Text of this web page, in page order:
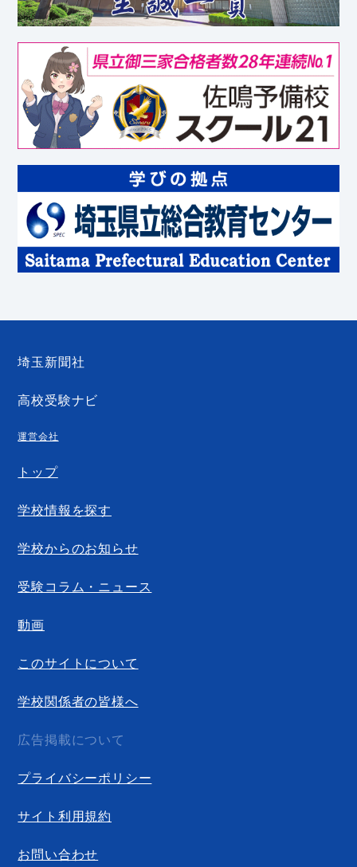
埼玉新聞社
高校受験ナビ
運営会社
トップ
学校情報を探す
学校からのお知らせ
受験コラム・ニュース
動画
このサイトについて
学校関係者の皆様へ
広告掲載について
プライバシーポリシー
サイト利用規約
お問い合わせ